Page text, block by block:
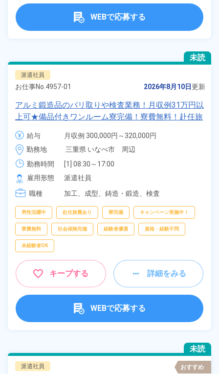
WEBで応募する
未読
派遣社員
お仕事No. 4957-01 2026年8月10日更新
アルミ鍛造品のバリ取りや検査業務！月収例31万円以
上可★備品付きワンルーム寮完備！寮費無料！赴任旅
費会社負担◎20代、30代の男女活躍中！正社員登用
制度あり！食堂利用OK★マイカー通勤可！《三重県
いなべ市》
給与
月収例 300,000円～320,000円
時給 1,400円～1,400円
勤務地
三重県 いなべ市　周辺
勤務時間
[1] 08:30～17:00
[2] 19:00～03:30
雇用形態
派遣社員
職種
加工、 成型、 鋳造・鍛造、 検査
男性活躍中 赴任旅費あり 寮完備 キャンペーン実施中！
寮費無料 社会保険完備 経験者優遇 資格・経験不問
未経験者OK
キープする 詳細をみる
WEBで応募する
未読
派遣社員 おすすめ